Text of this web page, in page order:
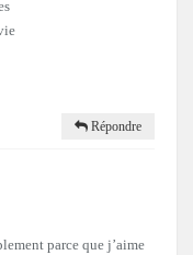
Répondre
parce que j’aime